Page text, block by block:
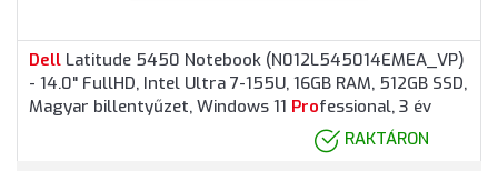
Dell Latitude 5450 Notebook (N012L545014EMEA_VP)
- 14.0" FullHD, Intel Ultra 7-155U, 16GB RAM, 512GB SSD,
Magyar billentyűzet, Windows 11 Professional, 3 év
RAKTÁRON